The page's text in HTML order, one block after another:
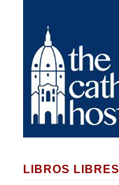
LIBROS LIBRES